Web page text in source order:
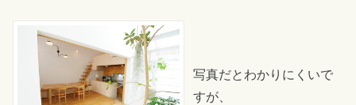
写真だとわかりにくいで
すが、